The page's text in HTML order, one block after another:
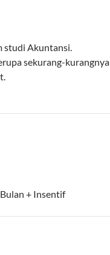
studi Akuntansi.
sekurang-kurangnya
Bulan + Insentif